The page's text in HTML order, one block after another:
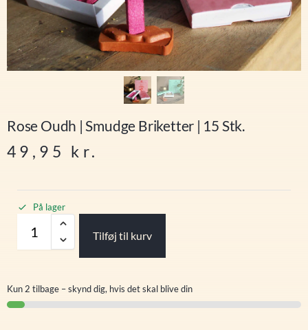
Rose Oudh | Smudge Briketter | 15 Stk.
49,95 kr.
På lager
Tilføj til kurv
Kun 2 tilbage – skynd dig, hvis det skal blive din